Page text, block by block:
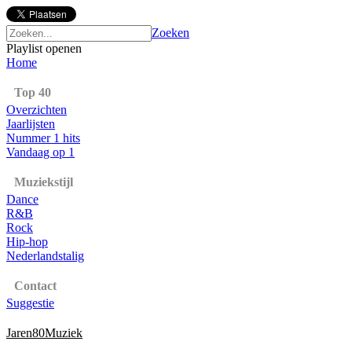
Zoeken
Playlist openen
Home
Top 40
Overzichten
Jaarlijsten
Nummer 1 hits
Vandaag op 1
Muziekstijl
Dance
R&B
Rock
Hip-hop
Nederlandstalig
Contact
Suggestie
Jaren80Muziek